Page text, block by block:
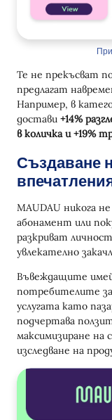
Те не прекъсват
предлагат
Например, в
достави +14%
в количка и +19%
Създаване
MAUDAU никога
абонамент или
разкриват
увлекателно
Въвеждащите
потребителите
услугата като
подчертава
максимизиране на
изследване на